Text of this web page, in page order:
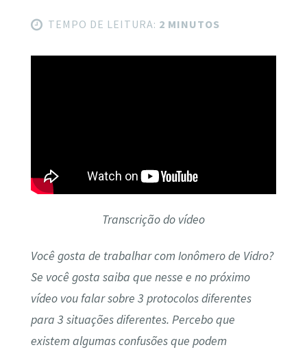
TEMPO DE LEITURA: 2 MINUTOS
Transcrição do vídeo
Você gosta de trabalhar com Ionômero de Vidro?
Se você gosta saiba que nesse e no próximo
vídeo vou falar sobre 3 protocolos diferentes
para 3 situações diferentes. Percebo que
existem algumas confusões que podem